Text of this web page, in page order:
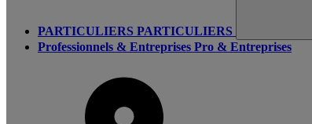
PARTICULIERS PARTICULIERS
Professionnels & Entreprises Pro & Entreprises